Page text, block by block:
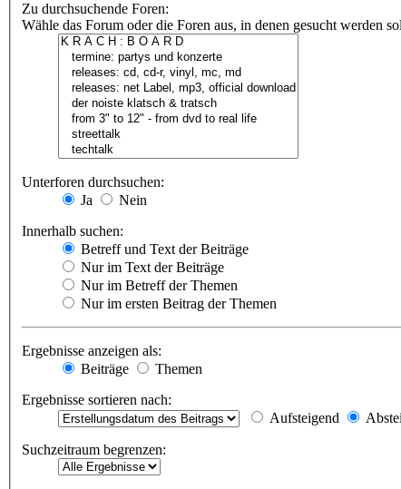
Zu durchsuchende Foren:
Wähle das Forum oder die Foren aus, in denen gesucht werden
Unterforen durchsuchen:
Ja
Nein
Innerhalb suchen:
Betreff und Text der Beiträge
Nur im Text der Beiträge
Nur im Betreff der Themen
Nur im ersten Beitrag der Themen
Ergebnisse anzeigen als:
Beiträge
Themen
Ergebnisse sortieren nach:
Aufsteigend
Suchzeitraum begrenzen: